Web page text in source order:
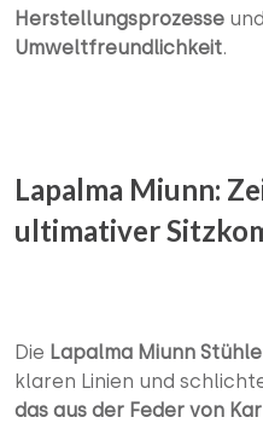
Herstellungsprozesse
Umweltfreundlichkeit.
Lapalma Miunn:
ultimativer
Die Lapalma Miunn Stühle
klaren Linien und
das aus der Feder von